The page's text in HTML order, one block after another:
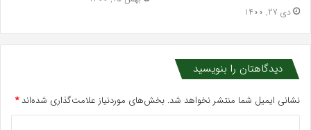
دی 27, 1400
دیدگاهتان را بنویسید
نشانی ایمیل شما منتشر نخواهد شد. بخش‌های موردنیاز علامت‌گذاری شده‌اند*